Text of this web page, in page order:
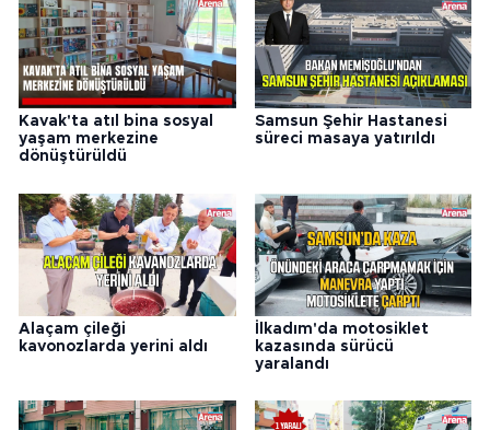
Kavak'ta atıl bina sosyal
yaşam merkezine
dönüştürüldü
Samsun Şehir Hastanesi
süreci masaya yatırıldı
Alaçam çileği
kavonozlarda yerini aldı
İlkadım'da motosiklet
kazasında sürücü
yaralandı